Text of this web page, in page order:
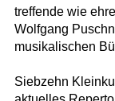
treffende wie
Wolfgang
musikalischen
Siebzehn